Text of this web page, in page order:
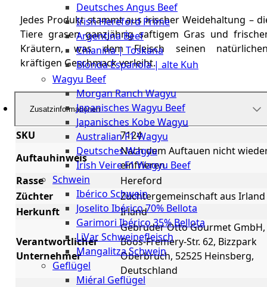
Stuttgart
Deutsches Angus Beef
Irish Hereford Prime
Argentina Beef
Chianina | Toskana
Blonda Espanola | alte Kuh
Wagyu Beef
Morgan Ranch Wagyu
Japanisches Wagyu Beef
Japanisches Kobe Wagyu
Australian F1 Wagyu
Deutsches Wagyu
Irish Veire F1 Wagyu Beef
Schwein
Ibérico Schwein
Joselito Ibérico 70% Bellota
Garimori Ibérico 35% Bellota
LiVar Schweinefleisch
Mangalitza Schwein
Geflügel
Miéral Geflügel
Jedes Produkt stammt aus irischer Weidehaltung –
Tiere grasen ganzjährig saftigem Gras und
Kräutern, was dem Fleisch seinen
kräftigen Geschmack verleiht.
Zusatzinformationen
SKU
7124
Auftauhinweis
Nach dem Auftauen nicht
einfrieren
Rasse
Hereford
Züchter
Züchtergemeinschaft aus Irland
Herkunft
Irland
Verantwortlicher
Unternehmer
Gebrüder Otto Gourmet GmbH,
Boos-Fremery-Str. 62, Bizzpark
Oberbruch, 52525 Heinsberg,
Deutschland